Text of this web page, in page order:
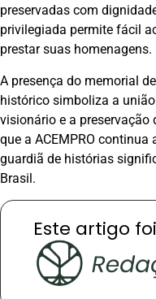
preservadas com
privilegiada permite fácil
prestar suas homenagens.
A presença do memorial
histórico simboliza a
visionário e a
que a ACEMPRO
guardiã de histórias
Brasil.
Este artigo